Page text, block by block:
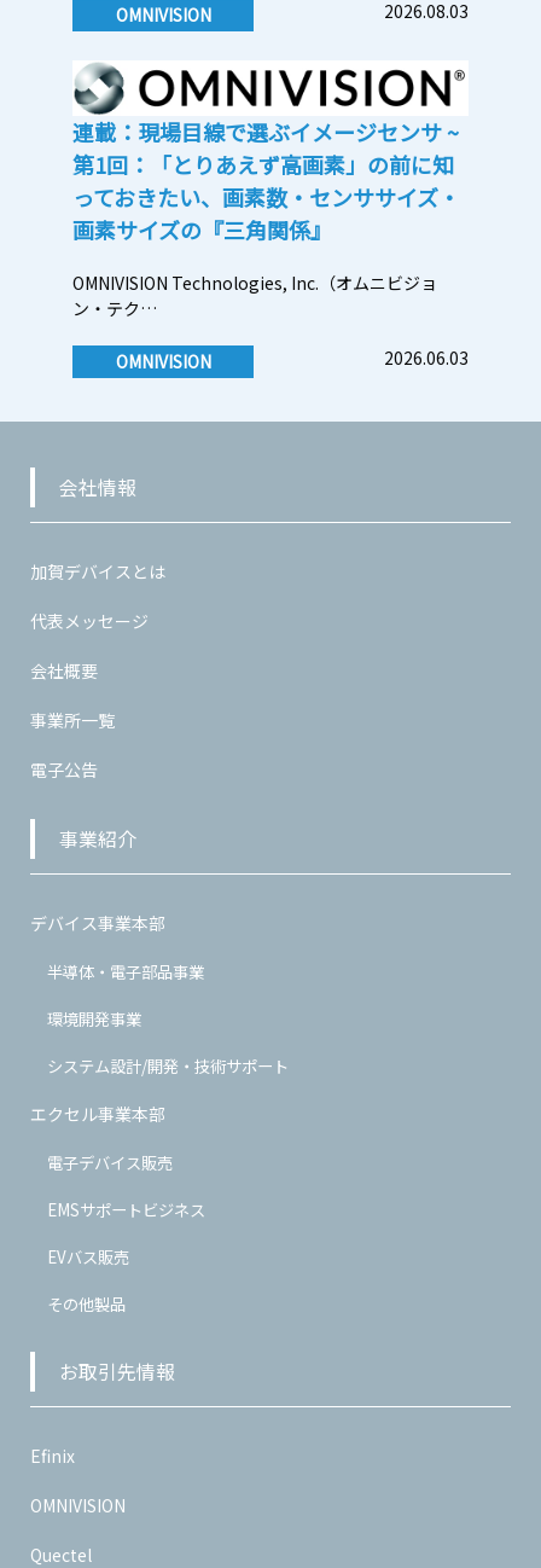
OMNIVISION 2026.08.03
連載：現場目線で選ぶイメージセンサ ~
第1回：「とりあえず高画素」の前に知
っておきたい、画素数・センササイズ・
画素サイズの『三角関係』
OMNIVISION Technologies, Inc.（オムニビジョ
ン・テク…
OMNIVISION 2026.06.03
会社情報
加賀デバイスとは
代表メッセージ
会社概要
事業所一覧
電子公告
事業紹介
デバイス事業本部
半導体・電子部品事業
環境開発事業
システム設計/開発・技術サポート
エクセル事業本部
電子デバイス販売
EMSサポートビジネス
EVバス販売
その他製品
お取引先情報
Efinix
OMNIVISION
Quectel